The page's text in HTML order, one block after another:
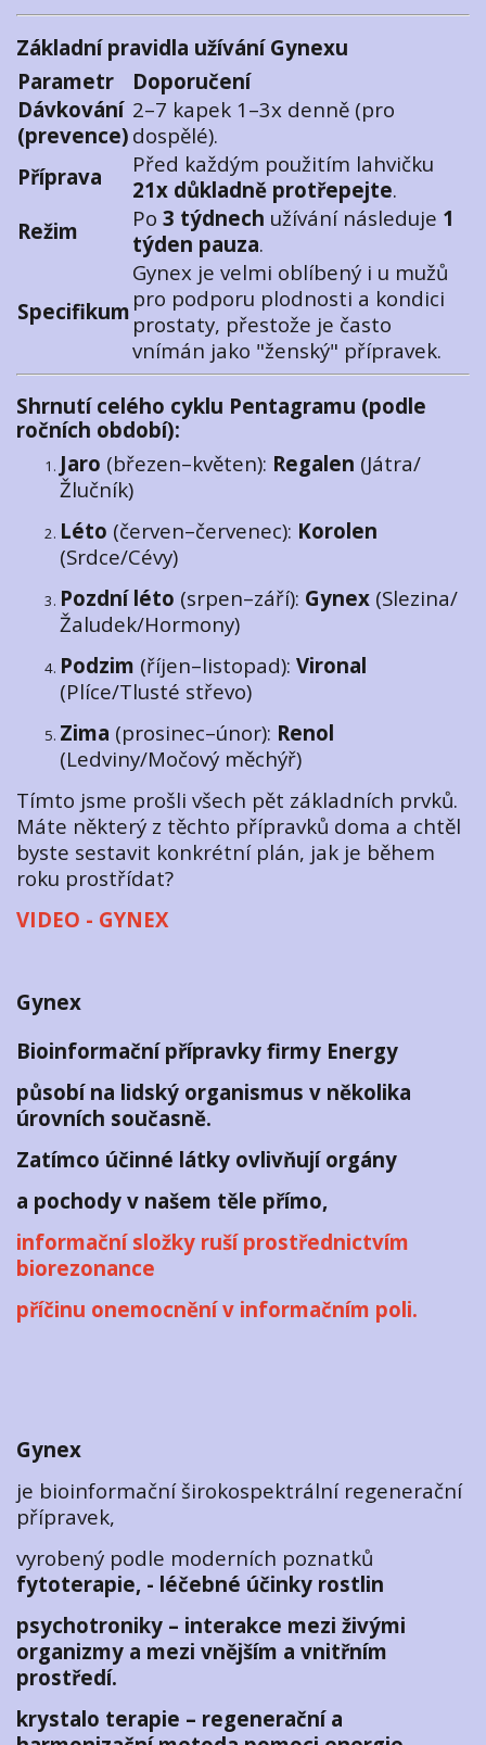
Základní pravidla užívání Gynexu
Parametr
Doporučení
Dávkování
(prevence)
2–7 kapek 1–3x denně (pro
dospělé).
Příprava
Před každým použitím lahvičku
21x důkladně protřepejte.
Režim
Po 3 týdnech užívání následuje 1
týden pauza.
Specifikum
Gynex je velmi oblíbený i u mužů
pro podporu plodnosti a kondici
prostaty, přestože je často
vnímán jako "ženský" přípravek.
Shrnutí celého cyklu Pentagramu (podle
ročních období):
Jaro (březen–květen): Regalen (Játra/
Žlučník)
Léto (červen–červenec): Korolen
(Srdce/Cévy)
Pozdní léto (srpen–září): Gynex (Slezina/
Žaludek/Hormony)
Podzim (říjen–listopad): Vironal
(Plíce/Tlusté střevo)
Zima (prosinec–únor): Renol
(Ledviny/Močový měchýř)
Tímto jsme prošli všech pět základních prvků.
Máte některý z těchto přípravků doma a chtěl
byste sestavit konkrétní plán, jak je během
roku prostřídat?
VIDEO - GYNEX
Gynex
Bioinformační přípravky firmy Energy
působí na lidský organismus v několika
úrovních současně.
Zatímco účinné látky ovlivňují orgány
a pochody v našem těle přímo,
informační složky ruší prostřednictvím
biorezonance
příčinu onemocnění v informačním poli.
Gynex
je bioinformační širokospektrální regenerační
přípravek,
vyrobený podle moderních poznatků
fytoterapie, - léčebné účinky rostlin
psychotroniky – interakce mezi živými
organizmy a mezi vnějším a vnitřním
prostředí.
krystalo terapie – regenerační a